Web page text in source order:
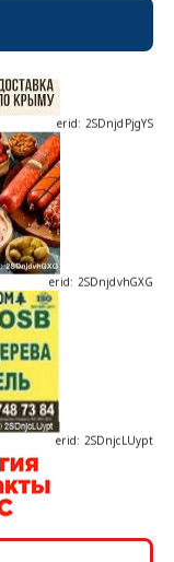
erid: 2SDnjdPjgYS
erid: 2SDnjdvhGXG
erid: 2SDnjcLUypt